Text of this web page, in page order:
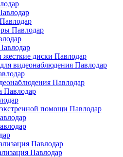
Павлодар
жесткие диски Павлодар
видеонаблюдения Павлодар
Павлодар
Павлодар
помощи Павлодар
Павлодар
Павлодар